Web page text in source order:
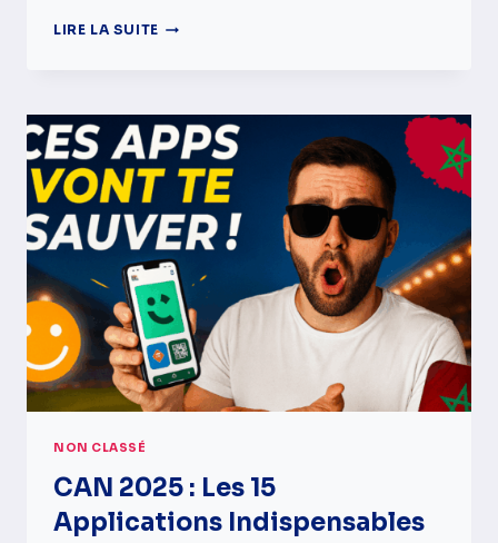
LIRE LA SUITE TRAVAILLER
LA
RÉALITÉ
DE
VIE
PROFESSIONNELLE
QUE
PERSONNE
NE
T’EXPLIQUE
NON CLASSÉ
CAN 2025 : Les 15
Applications Indispensables